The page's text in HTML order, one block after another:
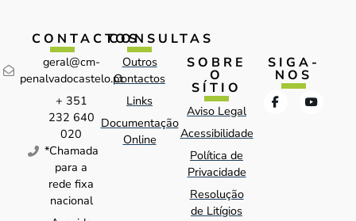
CONTACTOS
geral@cm-
penalvadocastelo.pt
+ 351
232 640
020
*Chamada
para a
rede fixa
nacional
CONSULTAS
Outros
Contactos
Links
Documentação
Online
SOBRE
O
SÍTIO
Aviso Legal
Acessibilidade
Política de
Privacidade
Resolução
de Litígios
SIGA-
NOS